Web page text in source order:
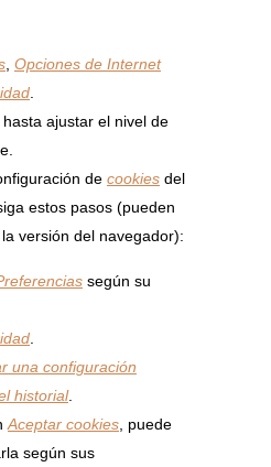
Opciones de Internet
ajustar el nivel de
de cookies del
estos pasos (pueden
versión del navegador):
según su
una configuración
historial.
Aceptar cookies , puede
según sus